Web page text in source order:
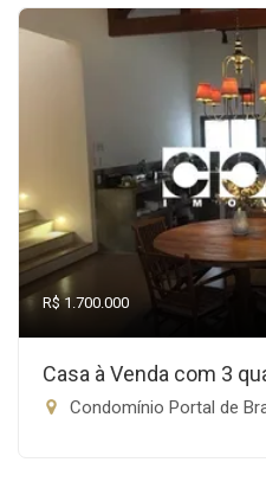
R$ 1.700.000
Casa à Venda com 3
Condomínio Portal de